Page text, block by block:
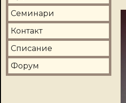
Семинари
Контакт
Списание
Форум